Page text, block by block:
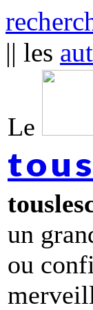
|| les
Le
un
ou